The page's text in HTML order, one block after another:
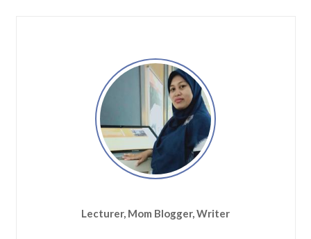
Lecturer, Mom Blogger, Writer